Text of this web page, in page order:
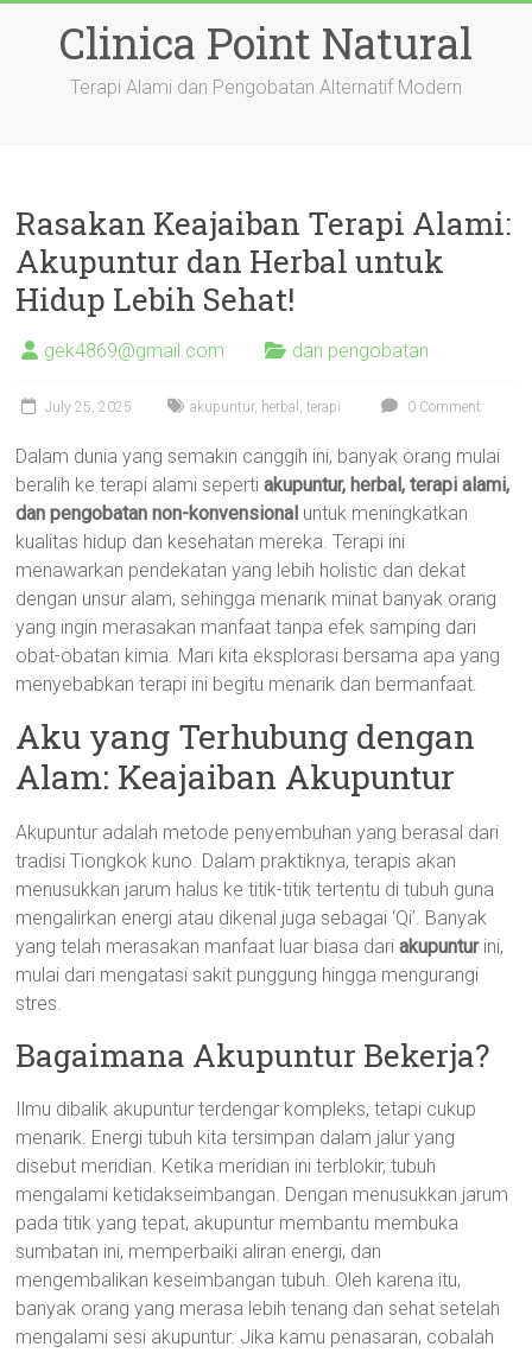
contentClinica Point Natural
Terapi Alami dan Pengobatan Alternatif Modern
Rasakan Keajaiban Terapi Alami:
Akupuntur dan Herbal untuk
Hidup Lebih Sehat!
gek4869@gmail.com dan pengobatan
July 25, 2025 akupuntur, herbal ,terapi 0 Comment
Dalam dunia yang semakin canggih ini, banyak orang mulai
beralih ke terapi alami sepertiakupuntur, herbal, terapi alami,
dan pengobatan non-konvensional untuk meningkatkan
kualitas hidup dan kesehatan mereka. Terapi ini
menawarkan pendekatan yang lebih holistic dan dekat
dengan unsur alam, sehingga menarik minat banyak orang
yang ingin merasakan manfaat tanpa efek samping dari
obat-obatan kimia. Mari kita eksplorasi bersama apa yang
menyebabkan terapi ini begitu menarik dan bermanfaat.
Aku yang Terhubung dengan
Alam: Keajaiban Akupuntur
Akupuntur adalah metode penyembuhan yang berasal dari
tradisi Tiongkok kuno. Dalam praktiknya, terapis akan
menusukkan jarum halus ke titik-titik tertentu di tubuh guna
mengalirkan energi atau dikenal juga sebagai ‘Qi’. Banyak
yang telah merasakan manfaat luar biasa dariakupunturini,
mulai dari mengatasi sakit punggung hingga mengurangi
stres.
Bagaimana Akupuntur Bekerja?
Ilmu dibalik akupuntur terdengar kompleks, tetapi cukup
menarik. Energi tubuh kita tersimpan dalam jalur yang
disebut meridian. Ketika meridian ini terblokir, tubuh
mengalami ketidakseimbangan. Dengan menusukkan jarum
pada titik yang tepat, akupuntur membantu membuka
sumbatan ini, memperbaiki aliran energi, dan
mengembalikan keseimbangan tubuh. Oleh karena itu,
banyak orang yang merasa lebih tenang dan sehat setelah
mengalami sesi akupuntur. Jika kamu penasaran, cobalah